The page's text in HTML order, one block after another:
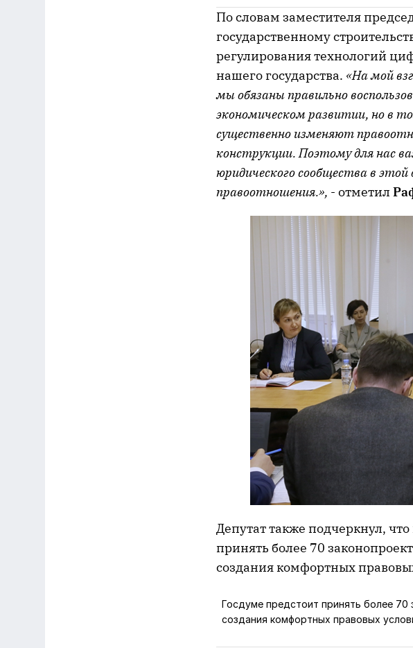
По словам заместителя
государственному
регулирования технологий
нашего государства. «На мой
мы обязаны правильно
экономическом развитии, но в
существенно изменяют
конструкции. Поэтому для нас
юридического сообщества в
правоотношения.», - отметил
Депутат также подчеркнул,
принять более 70
создания комфортных
Госдуме предстоит принять более
создания комфортных правовых